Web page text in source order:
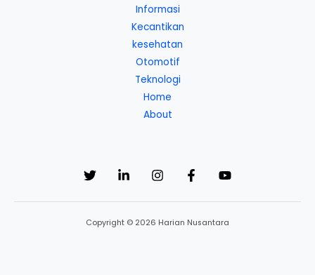
Informasi
Kecantikan
kesehatan
Otomotif
Teknologi
Home
About
Copyright © 2026 Harian Nusantara